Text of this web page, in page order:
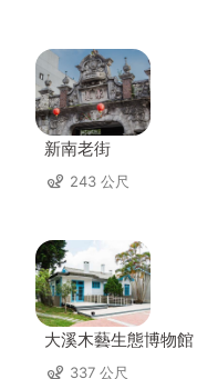
新南老街
243 公尺
大溪木藝生態博物
337 公尺